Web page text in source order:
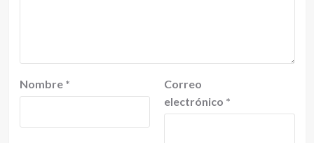
Nombre *
Correo
electrónico *